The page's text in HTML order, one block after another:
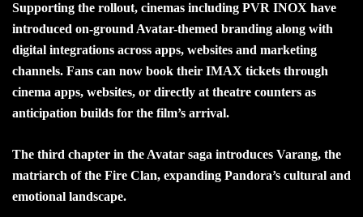
Supporting the rollout, cinemas including PVR INOX have
introduced on-ground Avatar-themed branding along with
digital integrations across apps, websites and marketing
channels. Fans can now book their IMAX tickets through
cinema apps, websites, or directly at theatre counters as
anticipation builds for the film’s arrival.
The third chapter in the Avatar saga introduces Varang, the
matriarch of the Fire Clan, expanding Pandora’s cultural and
emotional landscape.